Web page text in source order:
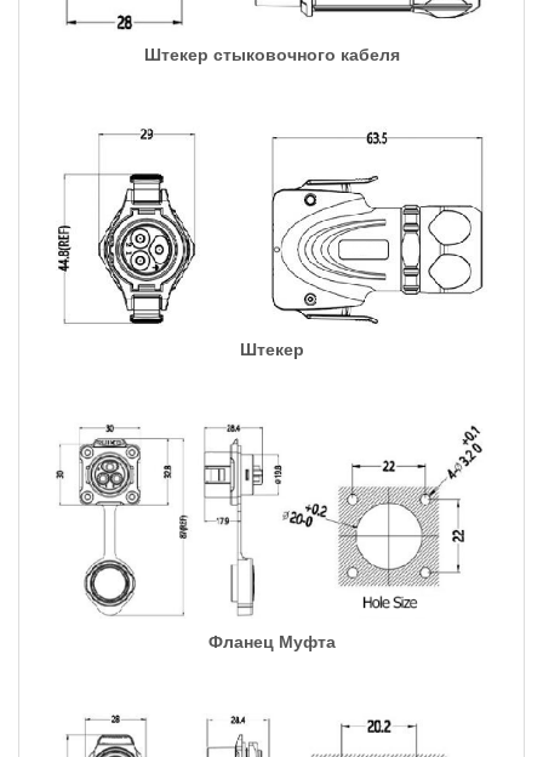
Штекер стыковочного кабеля
Штекер
Фланец Муфта